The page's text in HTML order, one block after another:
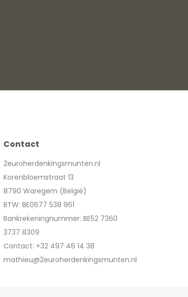
Contact
2euroherdenkingsmunten.nl
Korenbloemstraat 13
8790 Waregem (België)
BTW: BE0677 538 961
Bankrekeningnummer: BE52 7360
3737 8309
Contact: +32 497 46 14 38
mathieu@2euroherdenkingsmunten.nl